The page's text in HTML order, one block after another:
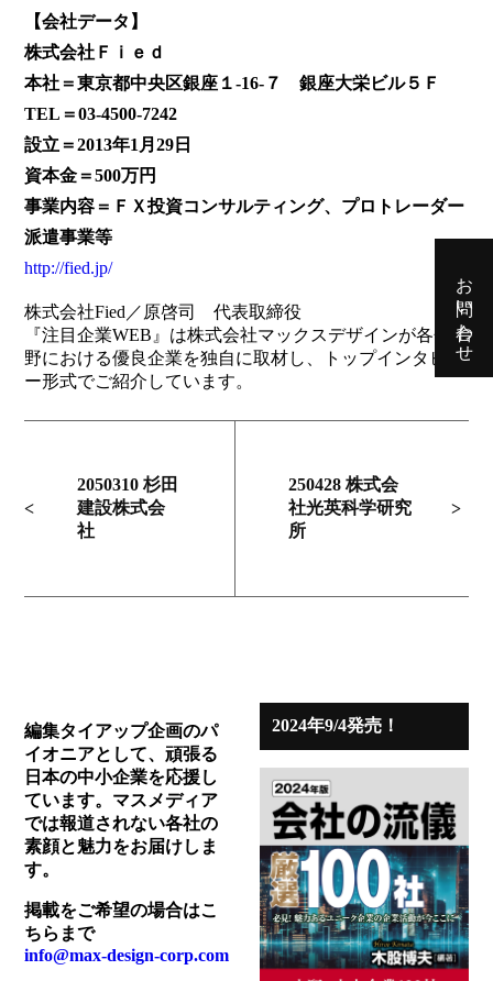
【会社データ】
株式会社Ｆｉｅｄ
本社＝東京都中央区銀座１-16-７ 銀座大栄ビル５Ｆ
TEL＝03-4500-7242
設立＝2013年1月29日
資本金＝500万円
事業内容＝ＦＸ投資コンサルティング、プロトレーダー
派遣事業等
http://fied.jp/
株式会社Fied／原啓司 代表取締役
『注目企業WEB』は株式会社マックスデザインが各分
野における優良企業を独自に取材し、トップインタビュ
ー形式でご紹介しています。
2050310 杉田
建設株式会
社
250428 株式会
社光英科学研究
所
編集タイアップ企画のパ
イオニアとして、頑張る
日本の中小企業を応援し
ています。マスメディア
では報道されない各社の
素顔と魅力をお届けしま
す。
掲載をご希望の場合はこ
ちらまで
info@max-design-corp.com
2024年9/4発売！
お問い合わせ